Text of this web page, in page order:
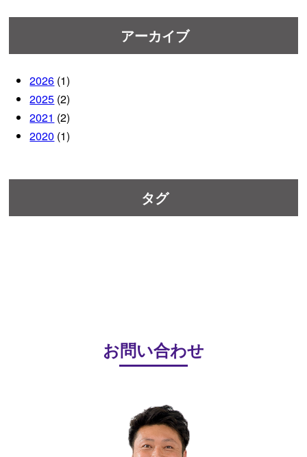
アーカイブ
2026 (1)
2025 (2)
2021 (2)
2020 (1)
タグ
お問い合わせ